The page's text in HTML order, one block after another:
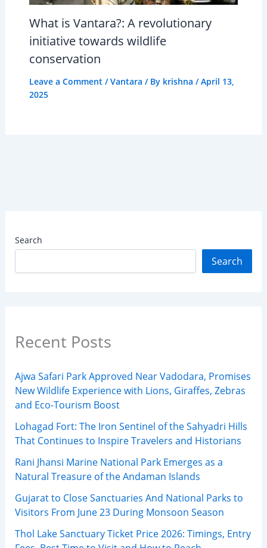
What is Vantara?: A revolutionary
initiative towards wildlife
conservation
Leave a Comment /Vantara / By krishna /April 13,
2025
Search
Search
Recent Posts
Ajwa Safari Park Approved Near Vadodara, Promises
New Wildlife Experience with Lions, Giraffes, Zebras
and Eco-Tourism Boost
Lohagad Fort: The Iron Sentinel of the Sahyadri Hills
That Continues to Inspire Travelers and Historians
Rani Jhansi Marine National Park Emerges as a
Natural Treasure of the Andaman Islands
Gujarat to Close Sanctuaries And National Parks to
Visitors From June 23 During Monsoon Season
Thol Lake Sanctuary Ticket Price 2026: Timings, Entry